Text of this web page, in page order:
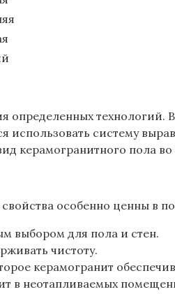
технологий.
систему
керамогранитного пола во
особенно ценны в
выбором для пола и стен.
чистоту.
керамогранит
в неотапливаемых